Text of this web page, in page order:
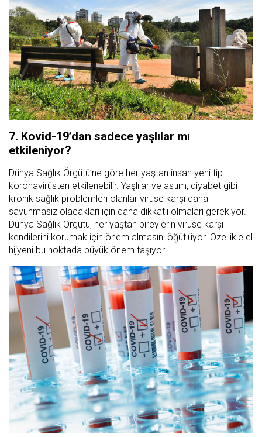
7. Kovid-19’dan sadece yaşlılar mı
etkileniyor?
Dünya Sağlık Örgütü’ne göre her yaştan insan yeni tip
koronavirüsten etkilenebilir. Yaşlılar ve astım, diyabet gibi
kronik sağlık problemleri olanlar virüse karşı daha
savunmasız olacakları için daha dikkatli olmaları gerekiyor.
Dünya Sağlık Örgütü, her yaştan bireylerin virüse karşı
kendilerini korumak için önem almasını öğütlüyor. Özellikle el
hijyeni bu noktada büyük önem taşıyor.